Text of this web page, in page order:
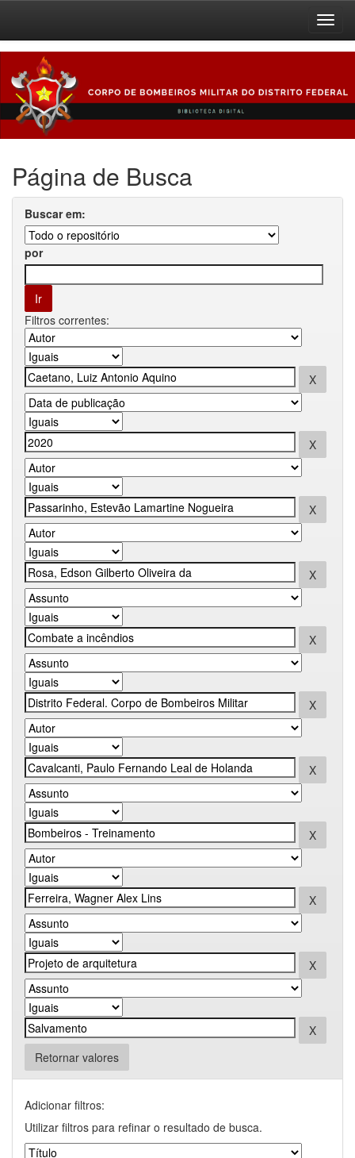
navigation
Página de Busca
Buscar em:
por
Filtros correntes:
Retornar valores
Adicionar filtros:
Utilizar filtros para refinar o resultado de busca.